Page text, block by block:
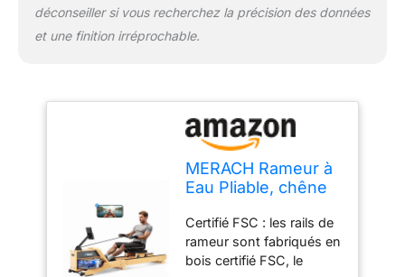
fitness. Chaque coup
entraîne les jambes, le
facilement régler la
résistance à l'intensité
souhaitée.
déconseiller si vous recherchez la précision des données
et une finition irréprochable.
MERACH Rameur à
Eau Pliable, chêne
Confortable, avec
Application
Exclusive, Carte
Certifié FSC : les rails de
rameur sont fabriqués en
bois certifié FSC, le